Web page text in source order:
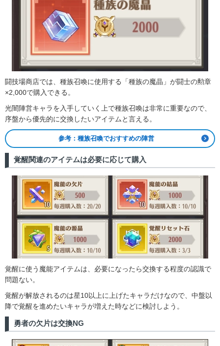
闘技場商店では、種族召喚に使用する「種族の魔晶」が闘士の勲章
×2,000で購入できる。
光闇陣営キャラを入手していく上で種族召喚は非常に重要なので、
序盤から優先的に交換したいアイテムと言える。
参考：種族召喚でおすすめの陣営
覚醒関連のアイテムは必要に応じて購入
覚醒に使う魔能アイテムは、必要になったら交換する程度の認識で
問題ない。
覚醒が解放されるのは星10以上に上げたキャラだけなので、中盤以
降で覚醒を進めたいキャラが増えた時などに検討しよう。
勇者の欠片は交換NG